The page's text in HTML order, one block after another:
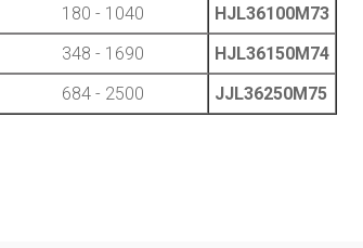
180 - 1040
HJL36100M73
348 - 1690
HJL36150M74
684 - 2500 JJL36250M75